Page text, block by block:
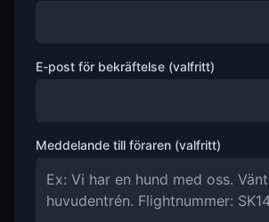
E-post för bekräftelse (valfritt)
Meddelande till föraren (valfritt)